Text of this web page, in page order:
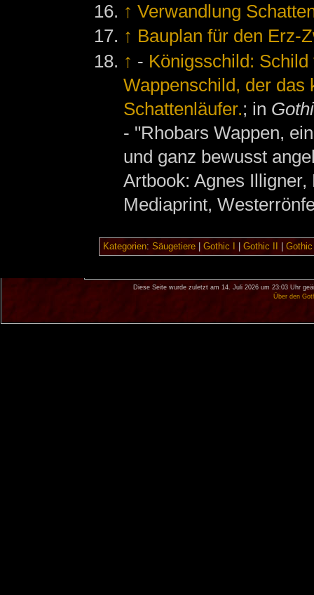
↑ Verwandlung
↑ Bauplan für den Erz-
↑ - Königsschild:
Wappenschild, der das
Schattenläufer.; in
- "Rhobars Wappen,
und ganz bewusst
Artbook: Agnes
Mediaprint,
Kategorien: Säugetiere| Gothic I Gothic II
Diese Seite wurde zuletzt am 14. Juli 2026 um 23:03 Uhr
Über den